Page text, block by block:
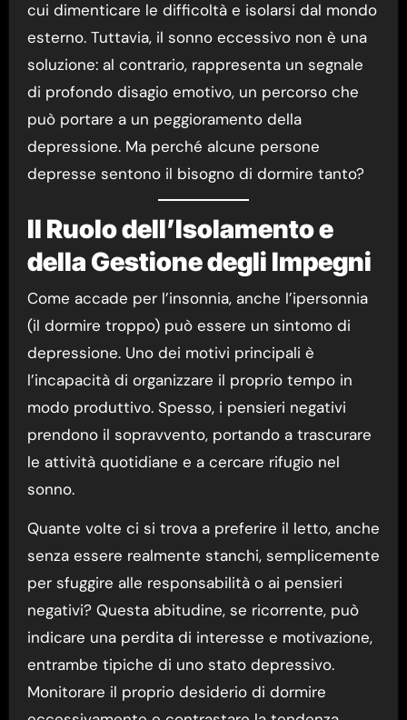
cui dimenticare le difficoltà e isolarsi dal mondo
esterno. Tuttavia, il sonno eccessivo non è una
soluzione: al contrario, rappresenta un segnale
di profondo disagio emotivo, un percorso che
può portare a un peggioramento della
depressione. Ma perché alcune persone
depresse sentono il bisogno di dormire tanto?
Il Ruolo dell’Isolamento e
della Gestione degli Impegni
Come accade per l’insonnia, anche l’ipersonnia
(il dormire troppo) può essere un sintomo di
depressione. Uno dei motivi principali è
l’incapacità di organizzare il proprio tempo in
modo produttivo. Spesso, i pensieri negativi
prendono il sopravvento, portando a trascurare
le attività quotidiane e a cercare rifugio nel
sonno.
Quante volte ci si trova a preferire il letto, anche
senza essere realmente stanchi, semplicemente
per sfuggire alle responsabilità o ai pensieri
negativi? Questa abitudine, se ricorrente, può
indicare una perdita di interesse e motivazione,
entrambe tipiche di uno stato depressivo.
Monitorare il proprio desiderio di dormire